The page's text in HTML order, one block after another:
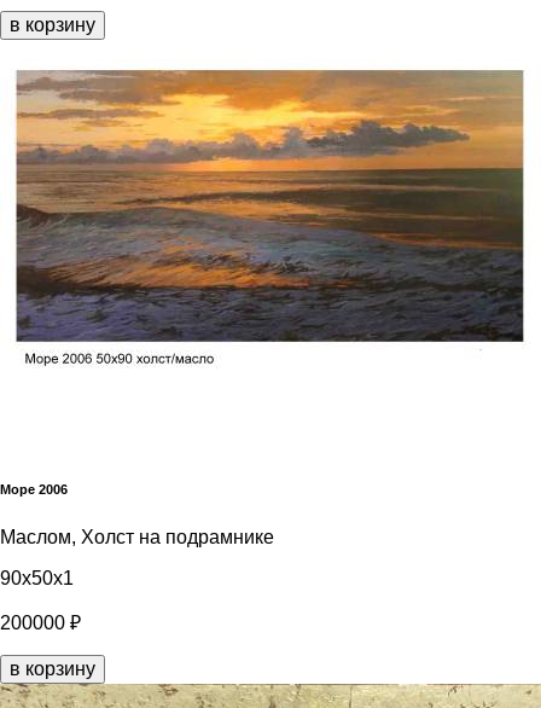
в корзину
Море 2006
Маслом, Холст на подрамнике
90x50x1
200000 ₽
в корзину